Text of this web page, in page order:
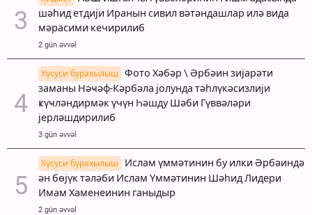
шәһид етдији Иранын сивил вәтәндашлар илә вида
мәрасими кечирилиб
2 gün əvvəl
Хүсуси бурахылыш
Фото Хәбәр \ Әрбәин зијарәти
заманы Нәҹәф-Кәрбәла јолунда тәһлүкәсизлији
ҝүҹләндирмәк үчүн Һәшду Шәби Гүввәләри
јерләшдирилиб
3 gün əvvəl
Хүсуси бурахылыш
Ислам үммәтинин бу илки Әрбәиндә
ән бөјүк тәләби Ислам Үммәтинин Шәһид Лидери
Имам Хаменеинин ганыдыр
2 gün əvvəl